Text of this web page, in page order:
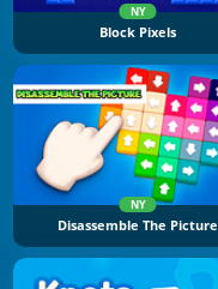
NY
Block Pixels
NY
Disassemble The Picture